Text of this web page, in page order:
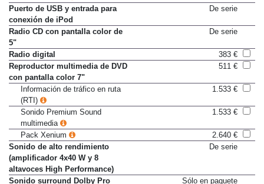
Pack Xenium
2.640 €
Puerto de USB y entrada para
conexión de iPod
Radio CD con pantalla color de
5"
Radio digital
383 €
Reproductor multimedia de DVD
con pantalla color 7"
Información de tráfico en ruta
(RTI)
Sonido Premium Sound
multimedia
Pack Xenium
2.640 €
Sonido de alto rendimiento
(amplificador 4x40 W y 8
altavoces High Performance)